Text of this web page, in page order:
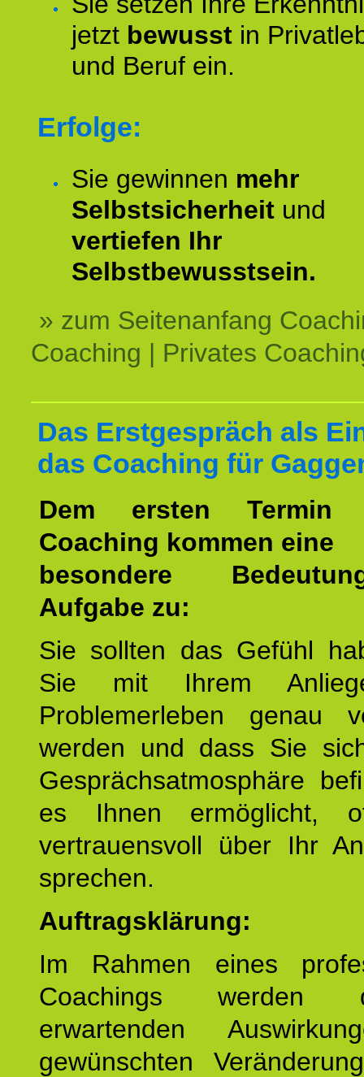
jetzt bewusst in
und Beruf ein.
Erfolge:
Sie gewinnen mehr
Selbstsicherheit und
vertiefen Ihr
Selbstbewusstsein.
» zum Seitenanfang
Coaching | Privates
Das Erstgespräch als
das Coaching für
Dem ersten
Coaching kommen eine
besondere
Aufgabe zu:
Sie sollten das Gefühl
Sie mit Ihrem
Problemerleben genau
werden und dass Sie
Gesprächsatmosphäre
es Ihnen ermöglicht,
vertrauensvoll über Ihr
sprechen.
Auftragsklärung:
Im Rahmen eines
Coachings
erwartenden
gewünschten